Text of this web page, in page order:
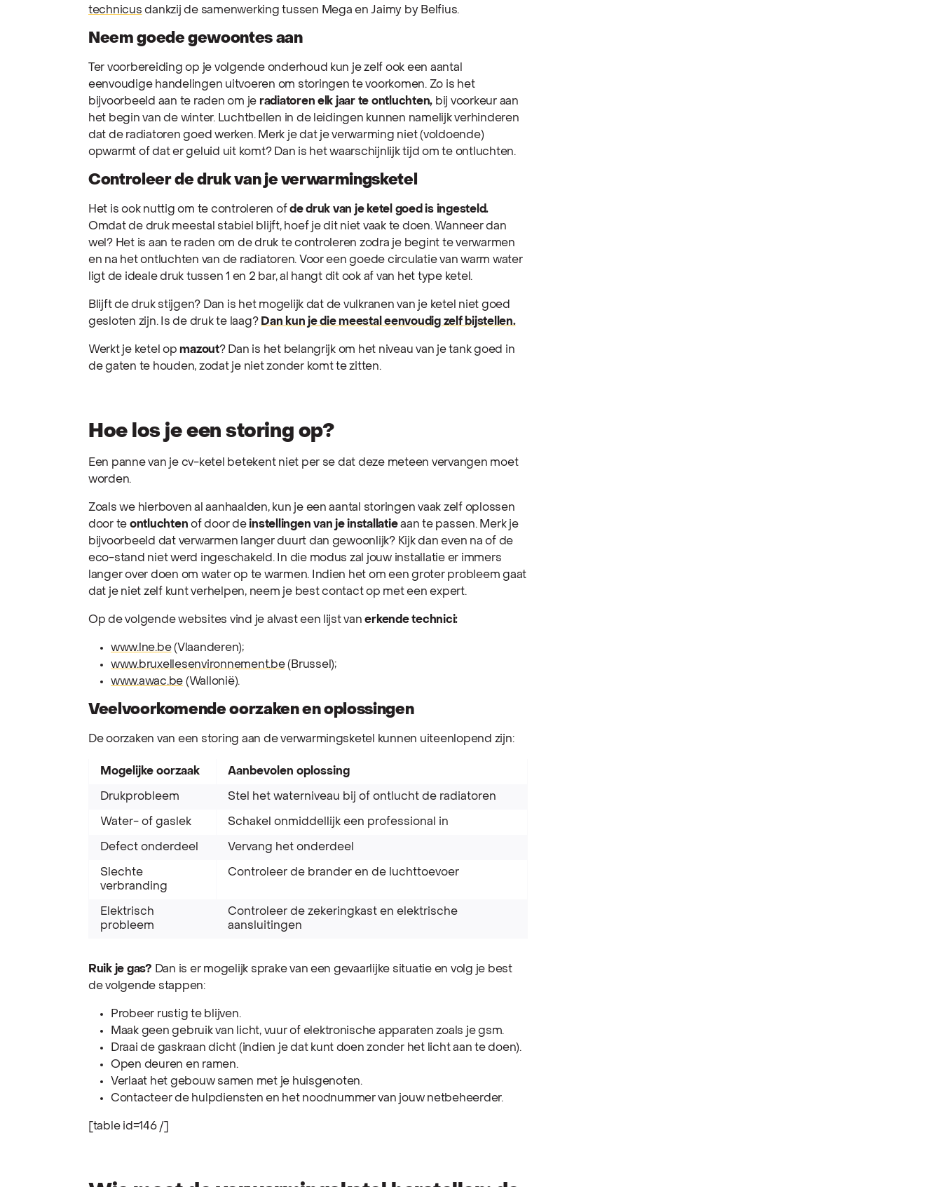
technicus dankzij de samenwerking tussen Mega en Jaimy by Belfius.
Neem goede gewoontes aan
Ter voorbereiding op je volgende onderhoud kun je zelf ook een aantal
eenvoudige handelingen uitvoeren om storingen te voorkomen. Zo is het
bijvoorbeeld aan te raden om je radiatoren elk jaar te ontluchten, bij voorkeur aan
het begin van de winter. Luchtbellen in de leidingen kunnen namelijk verhinderen
dat de radiatoren goed werken. Merk je dat je verwarming niet (voldoende)
opwarmt of dat er geluid uit komt? Dan is het waarschijnlijk tijd om te ontluchten.
Controleer de druk van je verwarmingsketel
Het is ook nuttig om te controleren ofde druk van je ketel goed is ingesteld.
Omdat de druk meestal stabiel blijft, hoef je dit niet vaak te doen. Wanneer dan
wel? Het is aan te raden om de druk te controleren zodra je begint te verwarmen
en na het ontluchten van de radiatoren. Voor een goede circulatie van warm water
ligt de ideale druk tussen 1 en 2 bar, al hangt dit ook af van het type ketel.
Blijft de druk stijgen? Dan is het mogelijk dat de vulkranen van je ketel niet goed
gesloten zijn. Is de druk te laag? Dan kun je die meestal eenvoudig zelf bijstellen.
Werkt je ketel opmazout? Dan is het belangrijk om het niveau van je tank goed in
de gaten te houden, zodat je niet zonder komt te zitten.
Hoe los je een storing op?
Een panne van je cv-ketel betekent niet per se dat deze meteen vervangen moet
worden.
Zoals we hierboven al aanhaalden, kun je een aantal storingen vaak zelf oplossen
door te ontluchten of door de instellingen van je installatieaan te passen. Merk je
bijvoorbeeld dat verwarmen langer duurt dan gewoonlijk? Kijk dan even na of de
eco-stand niet werd ingeschakeld. In die modus zal jouw installatie er immers
langer over doen om water op te warmen. Indien het om een groter probleem gaat
dat je niet zelf kunt verhelpen, neem je best contact op met een expert.
Op de volgende websites vind je alvast een lijst vanerkende technici:
www.lne.be(Vlaanderen);
www.bruxellesenvironnement.be(Brussel);
www.awac.be (Wallonië).
Veelvoorkomende oorzaken en oplossingen
De oorzaken van een storing aan de verwarmingsketel kunnen uiteenlopend zijn:
Mogelijke oorzaak Aanbevolen oplossing
Drukprobleem Stel het waterniveau bij of ontlucht de radiatoren
Water- of gaslek Schakel onmiddellijk een professional in
Defect onderdeel Vervang het onderdeel
Slechte
verbranding
Controleer de brander en de luchttoevoer
Elektrisch
probleem
Controleer de zekeringkast en elektrische
aansluitingen
Ruik je gas? Dan is er mogelijk sprake van een gevaarlijke situatie en volg je best
de volgende stappen:
Probeer rustig te blijven.
Maak geen gebruik van licht, vuur of elektronische apparaten zoals je gsm.
Draai de gaskraan dicht (indien je dat kunt doen zonder het licht aan te doen).
Open deuren en ramen.
Verlaat het gebouw samen met je huisgenoten.
Contacteer de hulpdiensten en het noodnummer van jouw netbeheerder.
[table id=146 /]